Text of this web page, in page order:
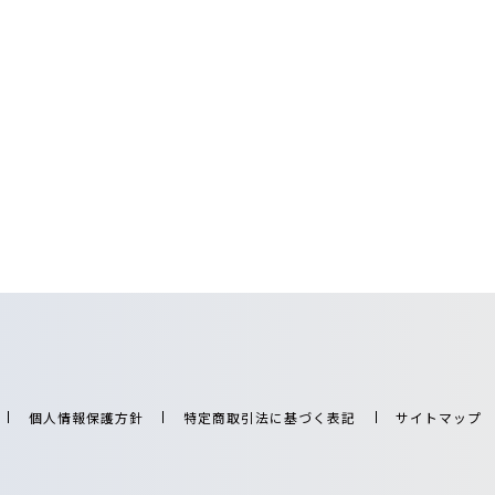
個人情報保護方針 特定商取引法に基づく表記 サイトマップ